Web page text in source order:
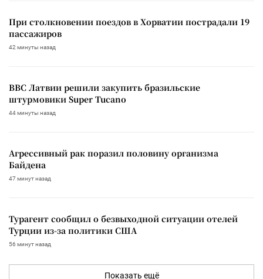
При столкновении поездов в Хорватии пострадали 19
пассажиров
42 минуты назад
ВВС Латвии решили закупить бразильские
штурмовики Super Tucano
44 минуты назад
Агрессивный рак поразил половину организма
Байдена
47 минут назад
Турагент сообщил о безвыходной ситуации отелей
Турции из-за политики США
56 минут назад
Показать ещё